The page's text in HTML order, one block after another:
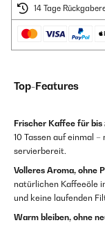
14 Tage
Top-Features
Frischer Kaffee für bis
10 Tassen auf einmal
servierbereit.
Volleres Aroma, ohne
natürlichen Kaffeeöle
und keine laufenden
Warm bleiben, ohne